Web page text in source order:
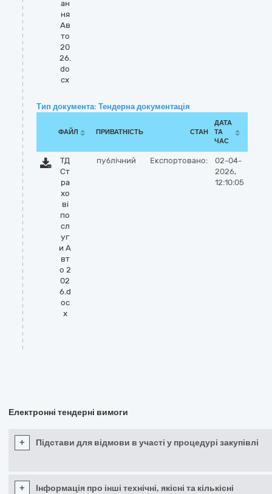
ан
ня
Ав
то
20
26.
do
cx
Тип документа: Тендерна документація
ФАЙЛ ПРИВАТНІСТЬ СТАН
ДАТА
ТА
ЧАС
ТД
Ст
ра
хо
ві
по
сл
уг
и А
вт
о 2
02
6.d
oc
x
публічний Експортовано:
02-04-
2026,
12:10:05
Електронні тендерні вимоги
+ Підстави для відмови в участі у процедурі закупівлі
+
Інформація про інші технічні, якісні та кількісні